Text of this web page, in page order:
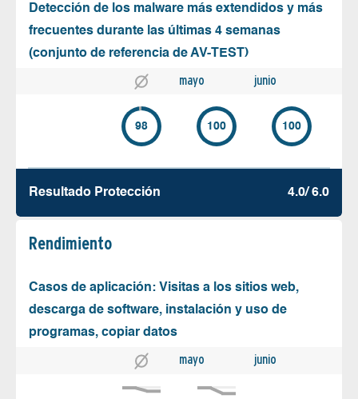
Detección de los malware más extendidos y más
frecuentes durante las últimas 4 semanas
(conjunto de referencia de AV-TEST)
mayo junio
98 100 100
Resultado Protección 4.0/ 6.0
Rendimiento
Casos de aplicación: Visitas a los sitios web,
descarga de software, instalación y uso de
programas, copiar datos
mayo junio